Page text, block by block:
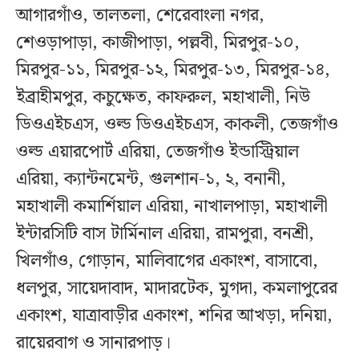
আগারগাঁও, তালতলা, শেরেবাংলা নগর,
শেওড়াপাড়া, কাজীপাড়া, পল্লবী, মিরপুর-১০,
মিরপুর-১১, মিরপুর-১২, মিরপুর-১৩, মিরপুর-১৪,
ইব্রাহীমপুর, কচুক্ষেত, কাফরুল, মহাখালী, নিউ
ডিওএইচএস, ওল্ড ডিওএইচএস, কাকলী, তেজগাঁও
ওল্ড এয়ারপোর্ট এরিয়া, তেজগাঁও ইন্ডাস্ট্রিয়াল
এরিয়া, ক্যান্টনমেন্ট, গুলশান-১, ২, বনানী,
মহাখালী কমার্শিয়াল এরিয়া, নাখালপাড়া, মহাখালী
ইন্টারসিটি বাস টার্মিনাল এরিয়া, রামপুরা, বনশ্রী,
খিলগাঁও, গোড়ান, মালিবাগের একাংশ, বাসাবো,
ধলপুর, সায়েদাবাদ, মাদারটেক, মুগদা, কমলাপুরের
একাংশ, যাত্রাবাড়ীর একাংশ, শনির আখড়া, দনিয়া,
রায়েরবাগ ও সানারপাড়।